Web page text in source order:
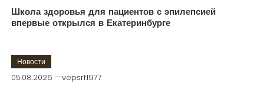
Школа здоровья для пациентов с эпилепсией
впервые открылся в Екатеринбурге
Новости
05.08.2026 vepsrf1977